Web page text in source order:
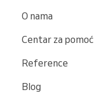
O nama
Centar za pomoć
Reference
Blog